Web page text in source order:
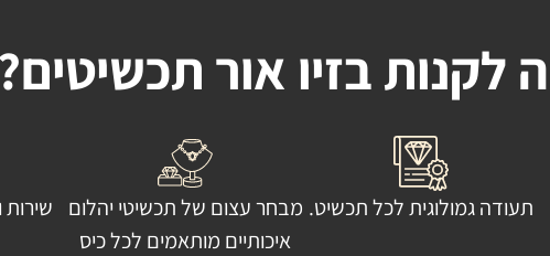
לקנות בזיו אור תכשיטים?
תעודה גמולוגית לכל תכשיט. מבחר עצום של תכשיטי יהלום
איכותיים מותאמים לכל כיס